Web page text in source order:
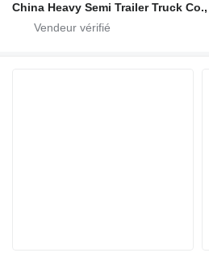
China Heavy Semi Trailer Truck